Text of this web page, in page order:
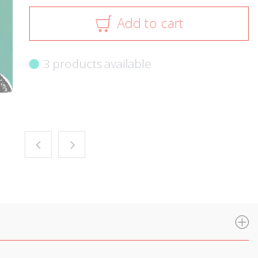
Add to cart
3 products available